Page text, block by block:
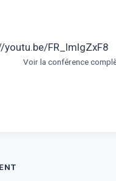
youtu.be/FR_lmlgZxF8
Voir la conférence